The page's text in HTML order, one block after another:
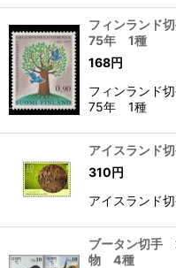
フィンランド
75年 1種
168円
フィンランド
75年 1種
アイスラン
310円
アイスラン
ブータン切
物 4種